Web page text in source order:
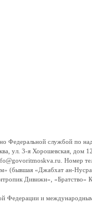
службой по
ул. 3-я Хорошевская, дом
Номер
(бывшая «Джабхат ан-
Дивижн», «Братство»
Федерации и